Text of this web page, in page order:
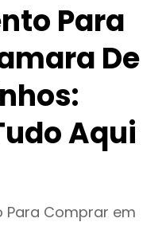
Para
De
Aqui
Para Comprar em